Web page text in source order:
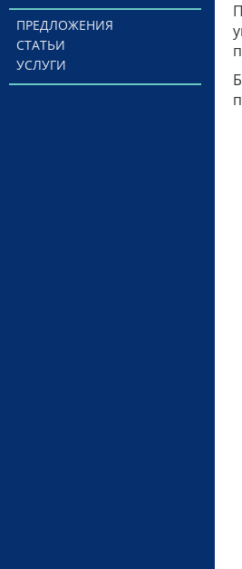
ПРЕДЛОЖЕНИЯ
СТАТЬИ
УСЛУГИ